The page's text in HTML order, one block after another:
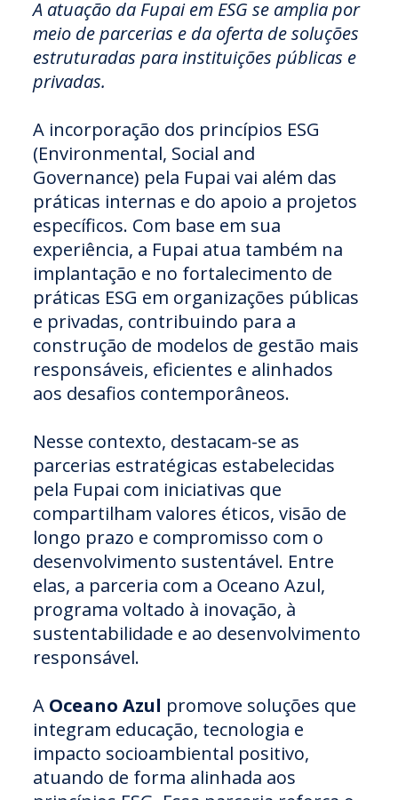
A atuação da Fupai em ESG se amplia por
meio de parcerias e da oferta de soluções
estruturadas para instituições públicas e
privadas.
A incorporação dos princípios ESG
(Environmental, Social and
Governance) pela Fupai vai além das
práticas internas e do apoio a projetos
específicos. Com base em sua
experiência, a Fupai atua também na
implantação e no fortalecimento de
práticas ESG em organizações públicas
e privadas, contribuindo para a
construção de modelos de gestão mais
responsáveis, eficientes e alinhados
aos desafios contemporâneos.
Nesse contexto, destacam-se as
parcerias estratégicas estabelecidas
pela Fupai com iniciativas que
compartilham valores éticos, visão de
longo prazo e compromisso com o
desenvolvimento sustentável. Entre
elas, a parceria com a Oceano Azul,
programa voltado à inovação, à
sustentabilidade e ao desenvolvimento
responsável.
A Oceano Azul promove soluções que
integram educação, tecnologia e
impacto socioambiental positivo,
atuando de forma alinhada aos